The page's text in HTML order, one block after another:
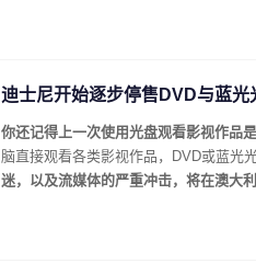
迪士尼开始逐步停售DVD与蓝光
你还记得上一次使用光盘观看影视作品
脑直接观看各类影视作品，DVD或蓝光
迷，以及流媒体的严重冲击，将在澳大